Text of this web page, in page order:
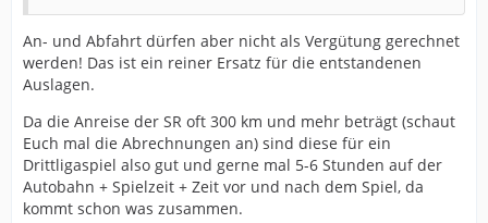
An- und Abfahrt dürfen aber nicht als Vergütung gerechnet
werden! Das ist ein reiner Ersatz für die entstandenen
Auslagen.
Da die Anreise der SR oft 300 km und mehr beträgt (schaut
Euch mal die Abrechnungen an) sind diese für ein
Drittligaspiel also gut und gerne mal 5-6 Stunden auf der
Autobahn + Spielzeit + Zeit vor und nach dem Spiel, da
kommt schon was zusammen.